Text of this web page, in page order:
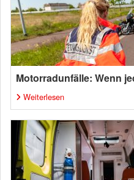
Motorradunfälle: Wenn
Weiterlesen